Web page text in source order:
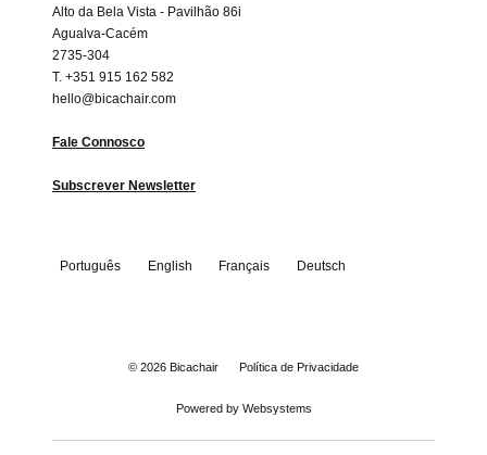
Urbanização SULIM.
Alto da Bela Vista - Pavilhão 86i
Agualva-Cacém
2735-304
T. +351 915 162 582
hello@bicachair.com
Fale Connosco
Subscrever Newsletter
Português English Français Deutsch
© 2026 Bicachair Política de Privacidade
Powered by Websystems